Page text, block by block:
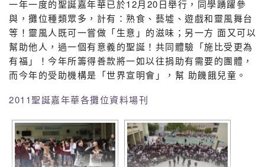
一年一度的聖誕嘉年華已於12月20日舉行，同學踴躍參
與，攤位種類眾多，計有：熟食、藝墟、遊戲和靈風舞台
等！靈風人既可一嘗做「生意」的滋味；另一方 面又可以
幫助他人，過一個有意義的聖誕！共同體驗「施比受更為
有福」！今年所籌得善款將一如以往捐助有需要的團體，
而今年的受助機構是「世界宣明會」，幫 助饑餓兒童。
2011聖誕嘉年華各攤位資料場刊